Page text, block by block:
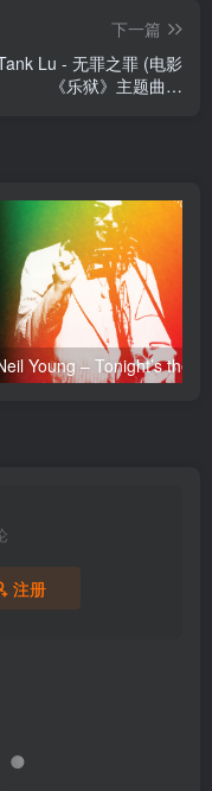
下一篇
Lu - 无罪之罪 (电影
《乐狱》主题曲) -
注册